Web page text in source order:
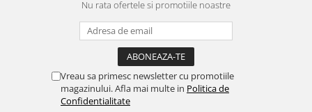
Nu rata ofertele si promotiile noastre
Vreau sa primesc newsletter cu promotiile
magazinului. Afla mai multe in Politica de
Confidentialitate